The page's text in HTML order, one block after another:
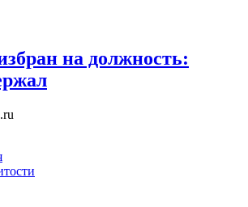
на должность: